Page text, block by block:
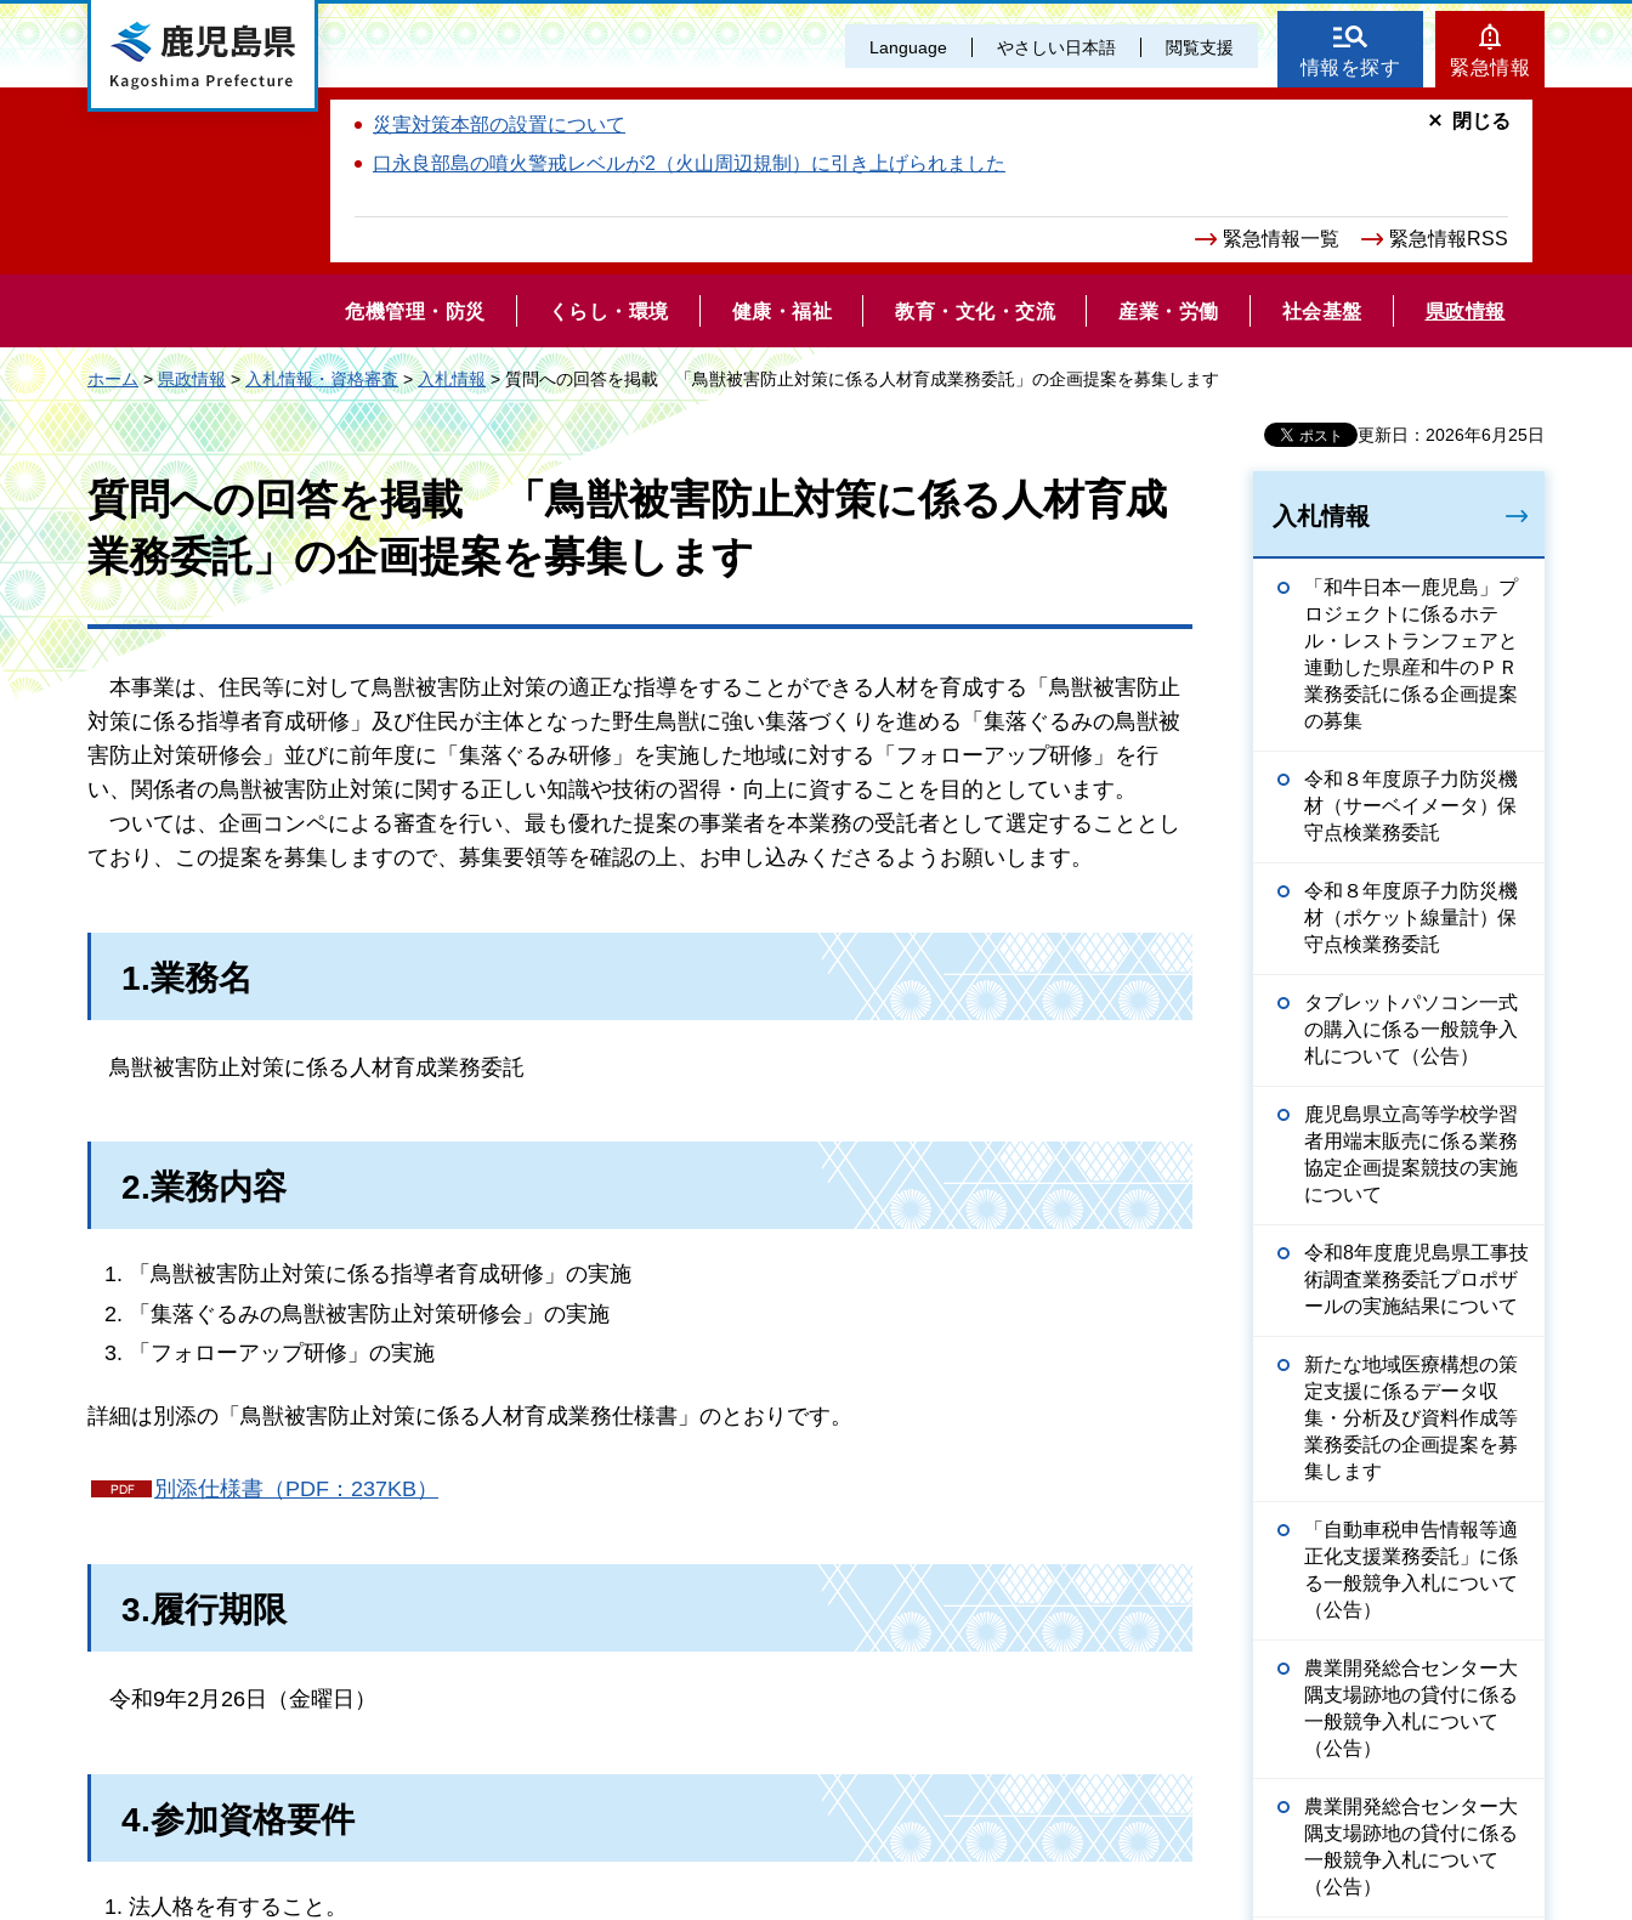
鹿児島県 Language やさしい日本語 閲覧支援
情報を探す 緊急情報
災害対策本部の設置について
口永良部島の噴火警戒レベルが2（火山周辺規制）に引き上げられました
緊急情報一覧 緊急情報RSS
閉じる
危機管理・防災 くらし・環境 健康・福祉 教育・文化・交流 産業・労働 社会基盤 県政情報
ホーム>県政情報>入札情報・資格審査>入札情報> 質問への回答を掲載 「鳥獣被害防止対策に係る人材育成業務委託」の企画提案を募集します
更新日：2026年6月25日
質問への回答を掲載 「鳥獣被害防止対策に係る人材育成
業務委託」の企画提案を募集します
本事業は、住民等に対して鳥獣被害防止対策の適正な指導をすることができる人材を育成する「鳥獣被害防止
対策に係る指導者育成研修」及び住民が主体となった野生鳥獣に強い集落づくりを進める「集落ぐるみの鳥獣被
害防止対策研修会」 並びに前年度に「集落ぐるみ研修」を実施した地域に対する「フォローアップ研修」を行
い、関係者の鳥獣被害防止対策に関する正しい知識や技術の習得・向上に資することを目的としています。
ついては、企画コンペによる審査を行い、最も優れた提案の事業者を本業務の受託者として選定することとし
ており、この提案を募集しますので、募集要領等を確認の上、お申し込みくださるようお願いします。
1.業務名
鳥獣被害防止対策に係る人材育成業務委託
2.業務内容
「鳥獣被害防止対策に係る指導者育成研修」の実施
「集落ぐるみの鳥獣被害防止対策研修会」の実施
「フォローアップ研修」の実施
詳細は別添の「鳥獣被害防止対策に係る人材育成業務仕様書」のとおりです。
別添仕様書（PDF：237KB）
3.履行期限
令和9年2月26日（金曜日）
4.参加資格要件
法人格を有すること。
入札情報
「和牛日本一鹿児島」プ
ロジェクトに係るホテ
ル・レストランフェアと
連動した県産和牛のＰＲ
業務委託に係る企画提案
の募集
令和８年度原子力防災機
材（サーベイメータ）保
守点検業務委託
令和８年度原子力防災機
材（ポケット線量計）保
守点検業務委託
タブレットパソコン一式
の購入に係る一般競争入
札について（公告）
鹿児島県立高等学校学習
者用端末販売に係る業務
協定企画提案競技の実施
について
令和8年度鹿児島県工事技
術調査業務委託プロポザ
ールの実施結果について
新たな地域医療構想の策
定支援に係るデータ収
集・分析及び資料作成等
業務委託の企画提案を募
集します
「自動車税申告情報等適
正化支援業務委託」に係
る一般競争入札について
（公告）
農業開発総合センター大
隅支場跡地の貸付に係る
一般競争入札について
（公告）
農業開発総合センター大
隅支場跡地の貸付に係る
一般競争入札について
（公告）